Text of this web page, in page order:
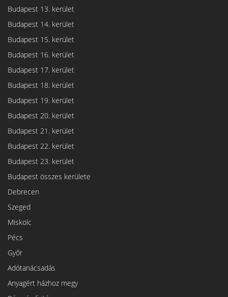
Budapest 13. kerület
Budapest 14. kerület
Budapest 15. kerület
Budapest 16. kerület
Budapest 17. kerület
Budapest 18. kerület
Budapest 19. kerület
Budapest 20. kerület
Budapest 21. kerület
Budapest 22. kerület
Budapest 23. kerület
Budapest összes kerülete
Debrecen
Szeged
Miskolc
Pécs
Győr
Adótanácsadás
Anyagért házhoz megy